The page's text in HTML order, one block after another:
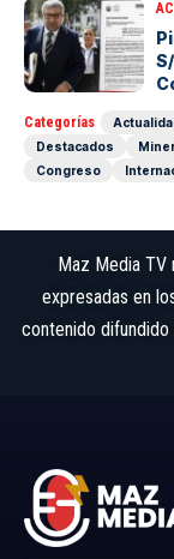
Categorías
Destacados
Congreso
Maz Media TV
expresadas en
contenido